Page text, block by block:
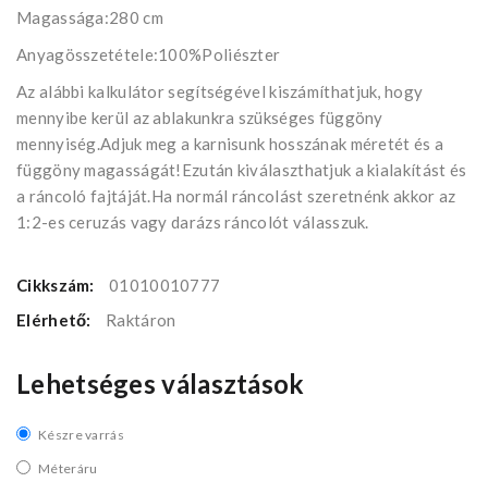
Magassága:280 cm
Anyagösszetétele:100%Poliészter
Az alábbi kalkulátor segítségével kiszámíthatjuk, hogy
mennyibe kerül az ablakunkra szükséges függöny
mennyiség.Adjuk meg a karnisunk hosszának méretét és a
függöny magasságát!Ezután kiválaszthatjuk a kialakítást és
a ráncoló fajtáját.Ha normál ráncolást szeretnénk akkor az
1:2-es ceruzás vagy darázs ráncolót válasszuk.
Cikkszám:
01010010777
Elérhető:
Raktáron
Lehetséges választások
Készre varrás
Méteráru